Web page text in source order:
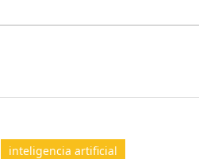
inteligencia artificial